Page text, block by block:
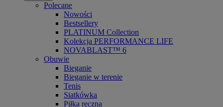
Polecane
Nowości
Bestsellery
PLATINUM Collection
Kolekcja PERFORMANCE LIFE
NOVABLAST™ 6
Obuwie
Bieganie
Bieganie w terenie
Tenis
Siatkówka
Piłka ręczna